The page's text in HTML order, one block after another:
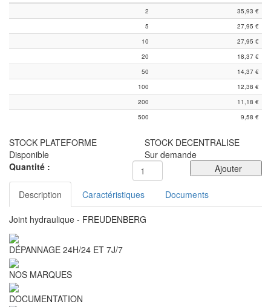
2
35,93 €
5
27,95 €
10
27,95 €
20
18,37 €
50
14,37 €
100
12,38 €
200
11,18 €
500
9,58 €
STOCK PLATEFORME
Disponible
STOCK DECENTRALISE
Sur demande
Quantité :
Ajouter
Description Caractéristiques Documents
Joint hydraulique - FREUDENBERG
DÉPANNAGE 24H/24 ET 7J/7
NOS MARQUES
DOCUMENTATION